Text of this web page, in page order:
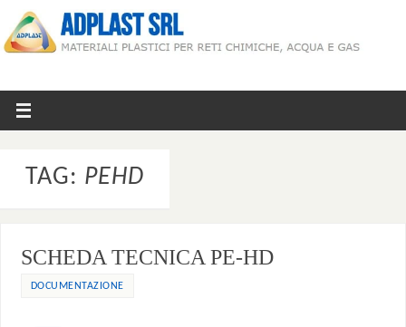
TAG: PEHD
SCHEDA TECNICA PE-HD
DOCUMENTAZIONE